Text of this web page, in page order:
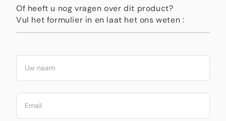
Of heeft u nog vragen over dit product?
Vul het formulier in en laat het ons weten :